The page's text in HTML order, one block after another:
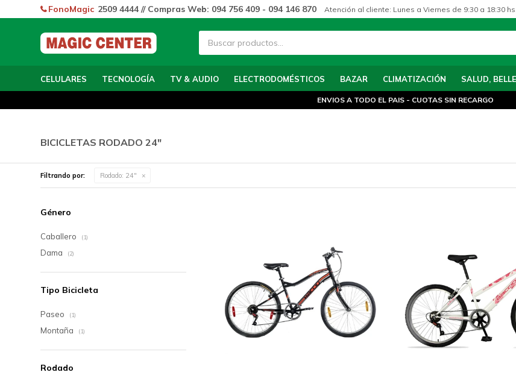
CELULARES TECNOLOGÍA TV & AUDIO ELECTRODOMÉSTICOS BAZAR CLIMATIZACIÓN SALUD,
FonoMagic 2509 4444 // Compras Web: 094 756 409 - 094 146 870 Atención al cliente: Lunes a Viernes de 9:30 a 18:30
ENVIOS A TODO EL PAIS - CUOTAS SIN RECARGO
BICICLETAS RODADO 24"
Filtrando por: Rodado: 24"
Género
Caballero (1)
Dama (2)
Tipo Bicicleta
Paseo (1)
Montaña (1)
Rodado